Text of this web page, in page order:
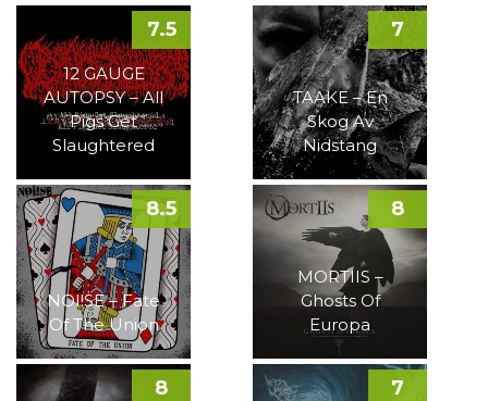
12 GAUGE
AUTOPSY – All
Pigs Get
Slaughtered
7.5
TAAKE – En
Skog Av
Nidstang
7
NOI!SE – Fate
Of The Union
8.5
MORTIIS –
Ghosts Of
Europa
8
8 7